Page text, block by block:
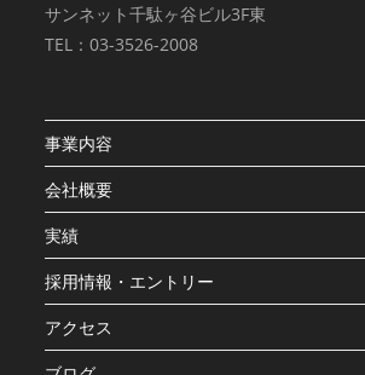
サンネット千駄ヶ谷ビル3F東
TEL：03-3526-2008
事業内容
会社概要
実績
採用情報・エントリー
アクセス